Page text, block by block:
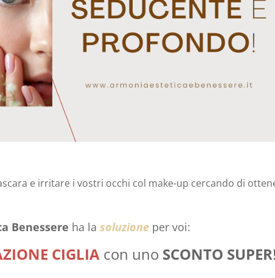
e irritare i vostri occhi col make-up cercando di
Benessere ha lasoluzione per voi:
CIGLIA con uno SCONTO SUPER!